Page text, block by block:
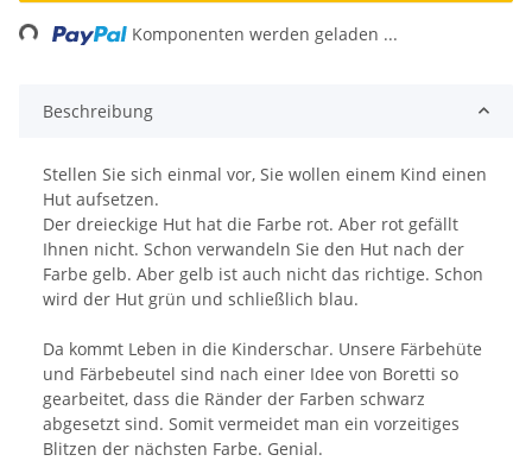
Komponenten werden geladen ...
Beschreibung
Stellen Sie sich einmal vor, Sie wollen einem Kind einen
Hut aufsetzen.
Der dreieckige Hut hat die Farbe rot. Aber rot gefällt
Ihnen nicht. Schon verwandeln Sie den Hut nach der
Farbe gelb. Aber gelb ist auch nicht das richtige. Schon
wird der Hut grün und schließlich blau.
Da kommt Leben in die Kinderschar. Unsere Färbehüte
und Färbebeutel sind nach einer Idee von Boretti so
gearbeitet, dass die Ränder der Farben schwarz
abgesetzt sind. Somit vermeidet man ein vorzeitiges
Blitzen der nächsten Farbe. Genial.